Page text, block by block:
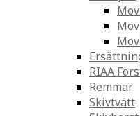
RIAA
Remmar
Skivtvätt